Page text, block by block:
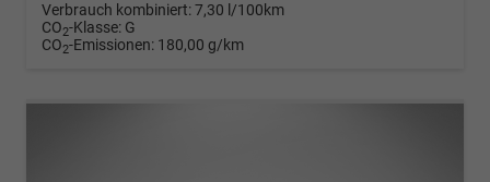
Verbrauch kombiniert:7,30 l/100km
CO2-Klasse: G
CO2-Emissionen: 180,00 g/km